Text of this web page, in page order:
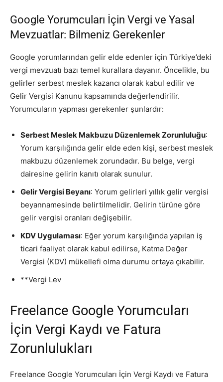
Google Yorumcuları İçin Vergi ve Yasal
Mevzuatlar: Bilmeniz Gerekenler
Google yorumlarından gelir elde edenler için Türkiye’deki
vergi mevzuatı bazı temel kurallara dayanır. Öncelikle, bu
gelirler serbest meslek kazancı olarak kabul edilir ve
Gelir Vergisi Kanunu kapsamında değerlendirilir.
Yorumcuların yapması gerekenler şunlardır:
Serbest Meslek Makbuzu Düzenlemek Zorunluluğu:
Yorum karşılığında gelir elde eden kişi, serbest meslek
makbuzu düzenlemek zorundadır. Bu belge, vergi
dairesine gelirin kanıtı olarak sunulur.
Gelir Vergisi Beyanı: Yorum gelirleri yıllık gelir vergisi
beyannamesinde belirtilmelidir. Gelirin türüne göre
gelir vergisi oranları değişebilir.
KDV Uygulaması: Eğer yorum karşılığında yapılan iş
ticari faaliyet olarak kabul edilirse, Katma Değer
Vergisi (KDV) mükellefi olma durumu ortaya çıkabilir.
**Vergi Lev
Freelance Google Yorumcuları
İçin Vergi Kaydı ve Fatura
Zorunlulukları
Freelance Google Yorumcuları İçin Vergi Kaydı ve Fatura